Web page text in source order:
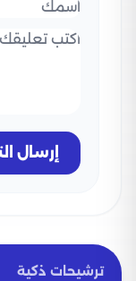
إرسال
ترشيحات ذكية